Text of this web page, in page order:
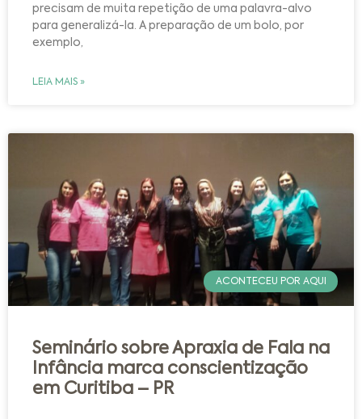
precisam de muita repetição de uma palavra-alvo
para generalizá-la. A preparação de um bolo, por
exemplo,
LEIA MAIS »
ACONTECEU POR AQUI
Seminário sobre Apraxia de Fala na
Infância marca conscientização
em Curitiba – PR